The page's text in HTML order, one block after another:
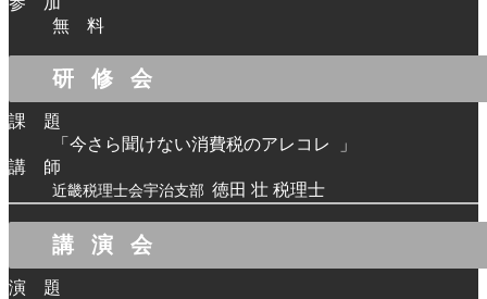
無 料
研修会
課 題
「今さら聞けない消費税のアレコレ
」
講 師
近畿税理士会宇治支部 徳田 壮 税理士
講演会
演 題